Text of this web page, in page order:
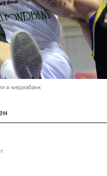
в медиабанк